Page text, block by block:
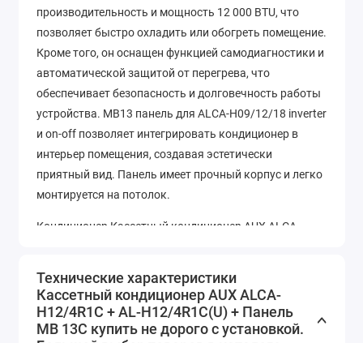
производительность и мощность 12 000 BTU, что
позволяет быстро охладить или обогреть помещение.
Кроме того, он оснащен функцией самодиагностики и
автоматической защитой от перегрева, что
обеспечивает безопасность и долговечность работы
устройства. MB13 панель для ALCA-H09/12/18 inverter
и on-off позволяет интегрировать кондиционер в
интерьер помещения, создавая эстетически
приятный вид. Панель имеет прочный корпус и легко
монтируется на потолок.
Кондиционер Кассетный кондиционер AUX ALCA-
комфортного климата в вашем доме или офисе.
Закажите его прямо сейчас и наслаждайтесь
прохладой летом и теплом зимой!
Технические характеристики
Кассетный кондиционер AUX ALCA-
H12/4R1С + AL-H12/4R1С(U) + Панель
MB 13С купить не дорого с установкой.